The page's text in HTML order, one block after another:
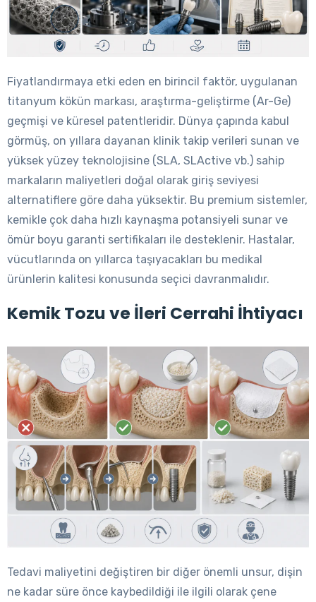
Fiyatlandırmaya etki eden en birincil faktör, uygulanan
titanyum kökün markası, araştırma-geliştirme (Ar-Ge)
geçmişi ve küresel patentleridir. Dünya çapında kabul
görmüş, on yıllara dayanan klinik takip verileri sunan ve
yüksek yüzey teknolojisine (SLA, SLActive vb.) sahip
markaların maliyetleri doğal olarak giriş seviyesi
alternatiflere göre daha yüksektir. Bu premium sistemler,
kemikle çok daha hızlı kaynaşma potansiyeli sunar ve
ömür boyu garanti sertifikaları ile desteklenir. Hastalar,
vücutlarında on yıllarca taşıyacakları bu medikal
ürünlerin kalitesi konusunda seçici davranmalıdır.
Kemik Tozu ve İleri Cerrahi İhtiyacı
Tedavi maliyetini değiştiren bir diğer önemli unsur, dişin
ne kadar süre önce kaybedildiği ile ilgili olarak çene